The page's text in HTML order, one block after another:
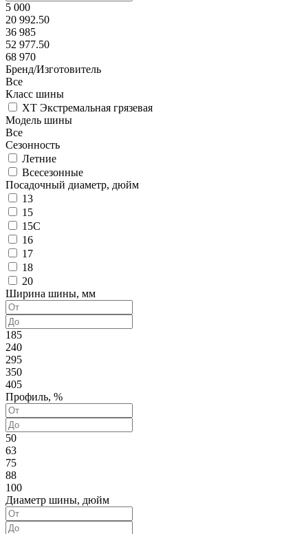
По популярности
5 000
20 992.50
36 985
52 977.50
68 970
Бренд/Изготовитель
Все
Класс шины
XT Экстремальная грязевая
Модель шины
Все
Сезонность
Летние
Всесезонные
Посадочный диаметр, дюйм
13
15
15C
16
17
18
20
Ширина шины, мм
185
240
295
350
405
Профиль, %
50
63
75
88
100
Диаметр шины, дюйм